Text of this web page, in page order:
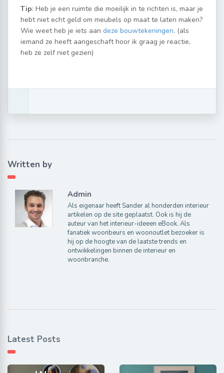
Tip: Heb je een ruimte die moeilijk in te richten is, maar je
hebt niet echt geld om meubels op maat te laten maken?
Wie weet heb je iets aan deze bouwtekeningen. (als
iemand ze heeft aangeschaft hoor ik graag je reactie,
heb ze zelf niet gezien)
Written by
Admin
Als eigenaar heeft Sander al honderden interieur
artikelen op de site geplaatst. Ook is hij de
auteur van het interieur-ideeen eBook. Als
fanatiek woonbeurs en woonoutlet bezoeker is
hij op de hoogte van de laatste trends en
ontwikkelingen binnen de interieur en
woonbranche.
Latest Posts